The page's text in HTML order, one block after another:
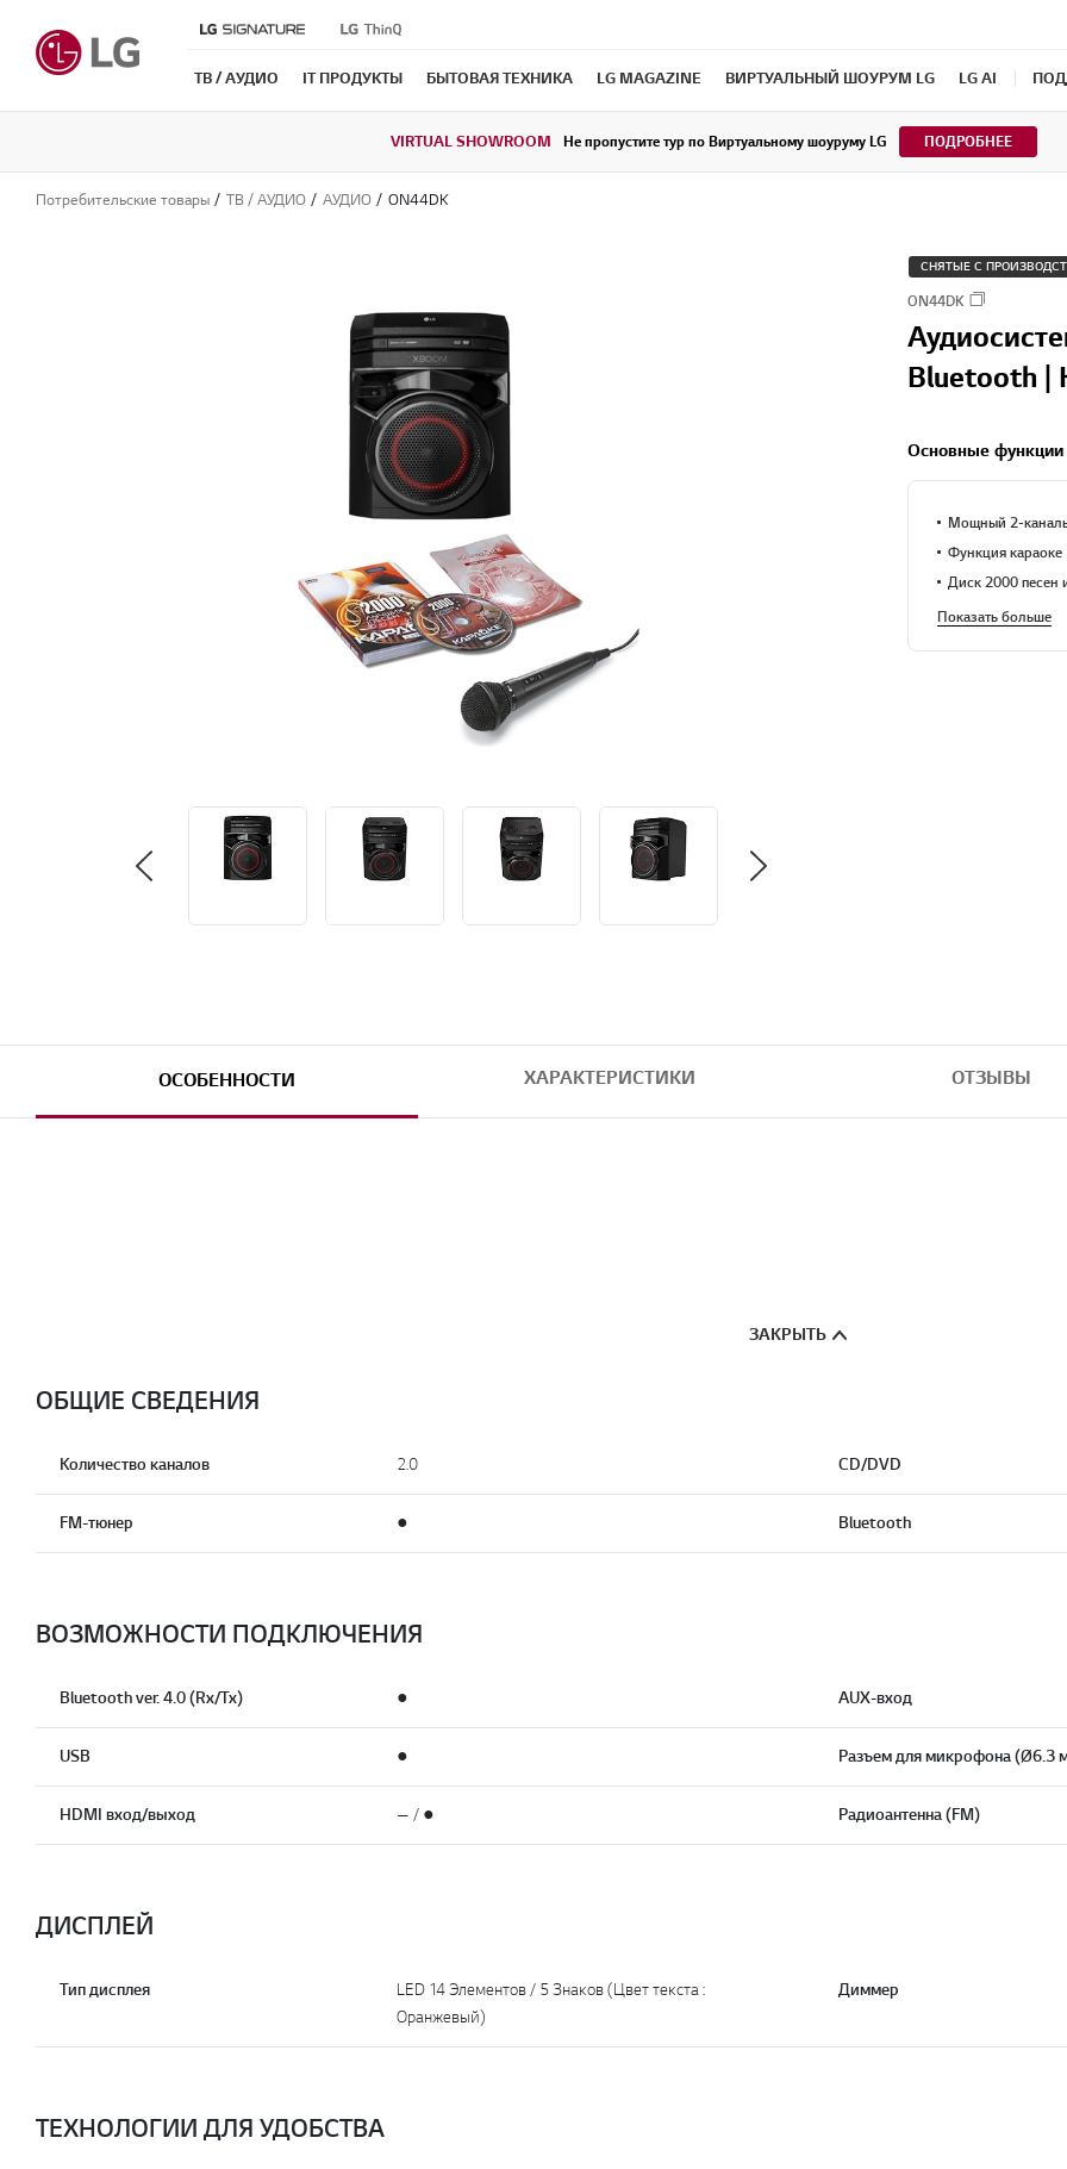
ТВ / АУДИО IT ПРОДУКТЫ БЫТОВАЯ ТЕХНИКА LG MAGAZINE ВИРТУАЛЬНЫЙ ШОУРУМ LG LG AI
VIRTUAL SHOWROOM Не пропустите тур по Виртуальному шоуруму LG ПОДРОБНЕЕ
Потребительские товары ТВ / АУДИО АУДИО ON44DK
СНЯТЫЕ С
ON44DK
Bluetooth |
Основные функции
Мощный 2-
Функция караоке
Диск 2000 песен
Показать больше
ОСОБЕННОСТИ ХАРАКТЕРИСТИКИ ОТЗЫВЫ
ЗАКРЫТЬ
ОБЩИЕ СВЕДЕНИЯ
Количество каналов 2.0 CD/DVD
FM-тюнер ● Bluetooth
ВОЗМОЖНОСТИ ПОДКЛЮЧЕНИЯ
Bluetooth ver. 4.0 (Rx/Tx) ● AUX-вход
USB ● Разъем для микрофона (Ø6.3
HDMI вход/выход — / ● Радиоантенна (FM)
ДИСПЛЕЙ
Тип дисплея
LED 14 Элементов / 5 Знаков (Цвет текста :
Оранжевый)
Диммер
ТЕХНОЛОГИИ ДЛЯ УДОБСТВА